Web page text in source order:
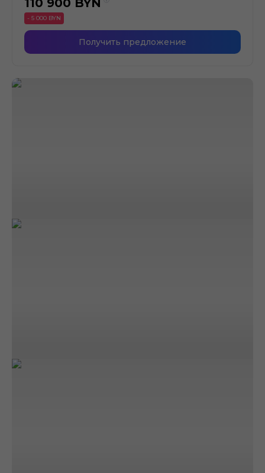
110 900 BYN
- 5 000 BYN
Получить предложение